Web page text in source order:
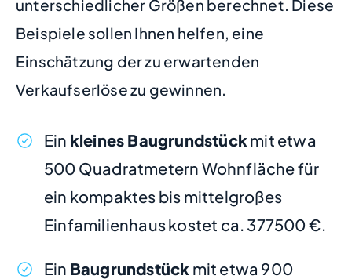
unterschiedlicher Größen berechnet. Diese
Beispiele sollen Ihnen helfen, eine
Einschätzung der zu erwartenden
Verkaufserlöse zu gewinnen.
Ein kleines Baugrundstückmit etwa
500 Quadratmetern Wohnfläche für
ein kompaktes bis mittelgroßes
Einfamilienhaus kostet ca. 377500 €.
Ein Baugrundstück mit etwa 900